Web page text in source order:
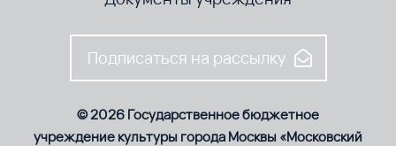
Подписаться на рассылку
© 2026 Государственное бюджетное
учреждение культуры города Москвы «Московский